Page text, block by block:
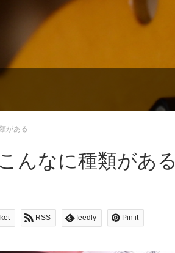
がある
んなに種類がある
RSS feedly Pin it